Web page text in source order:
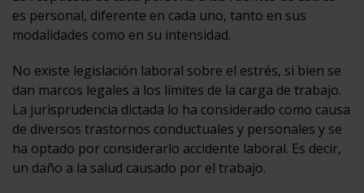
es personal, diferente en cada uno, tanto en sus
modalidades como en su intensidad.
No existe legislación laboral sobre el estrés, si bien se
dan marcos legales a los límites de la carga de trabajo.
La jurisprudencia dictada lo ha considerado como causa
de diversos trastornos conductuales y personales y se
ha optado por considerarlo accidente laboral. Es decir,
un daño a la salud causado por el trabajo.